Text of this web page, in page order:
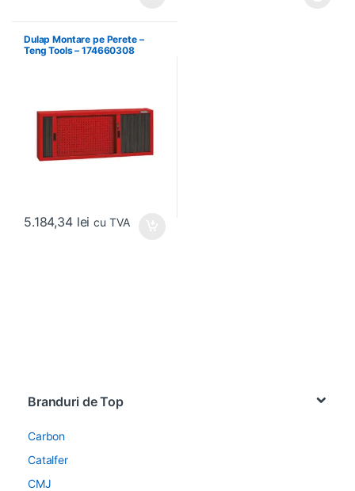
Dulap Montare pe Perete –
Teng Tools – 174660308
5.184,34 lei cu TVA
Branduri de Top
Carbon
Catalfer
CMJ